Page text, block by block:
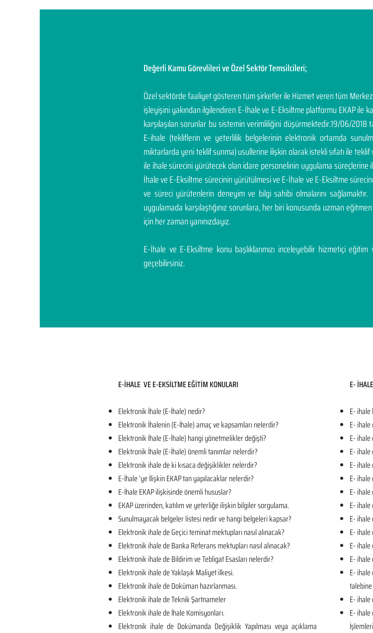
Değerli Kamu Görevlileri ve Özel Sektör Temsilcileri;
Özel sektörde faaliyet gösteren tüm şirketler ile Hizmet veren tüm
işleyişini yakından ilgilendiren E-İhale ve E-Eksiltme platformu EKAP ile
karşılaşılan sorunlar bu sistemin verimliliğini düşürmektedir.19/06/
E-ihale (tekliflerin ve yeterlilik belgelerinin elektronik ortamda
miktarlarda yeni teklif sunma) usullerine ilişkin olarak istekli sıfatı ile teklif
ile ihale sürecini yürütecek olan idare personelinin uygulama süreçlerine
İhale ve E-Eksiltme sürecinin yürütülmesi ve E-İhale ve E-Eksiltme
ve süreci yürütenlerin deneyim ve bilgi sahibi olmalarını
uygulamada karşılaştığınız sorunlara, her biri konusunda uzman
için her zaman yanınızdayız.
E-İhale ve E-Eksiltme konu başlıklarımızı inceleyebilir hizmetiçi
geçebilirsiniz.
E-İHALE VE E-EKSİLTME EĞİTİM KONULARI​
Elektronik İhale (E-İhale) nedir?
Elektronik İhalenin (E-İhale) amaç ve kapsamları nelerdir?
Elektronik İhale (E-İhale) hangi yönetmelikler değişti?
Elektronik İhale (E-İhale) önemli tanımlar nelerdir?
Elektronik ihale de ki kısaca değişiklikler nelerdir?
E-İhale ’ye İlişkin EKAP tan yapılacaklar nelerdir?
E-İhale EKAP ilişkisinde önemli hususlar?
EKAP üzerinden, katılım ve yeterliğe ilişkin bilgiler sorgulama.
Sunulmayacak belgeler listesi nedir ve hangi belgeleri kapsar?
Elektronik ihale de Geçici teminat mektupları nasıl alınacak?
Elektronik ihale de Banka Referans mektupları nasıl alınacak?
Elektronik ihale de Bildirim ve Tebligat Esasları nelerdir?
Elektronik ihale de Yaklaşık Maliyet ilkesi.
Elektronik ihale de Doküman hazırlanması.
Elektronik ihale de Teknik Şartnameler
Elektronik ihale de İhale Komisyonları.
Elektronik ihale de Dokümanda Değişiklik Yapılması veya açıklama
E-
E-
E-
E-
E- ihale
E-
E- ihale
E-
E-
E-
E-
E-
E- ihale
E-
E-
E- ihale
İşlemleri